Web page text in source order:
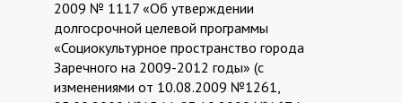
2009 № 1117 «Об утверждении
долгосрочной целевой программы
«Социокультурное пространство города
Заречного на 2009-2012 годы» (с
изменениями от 10.08.2009 №1261,